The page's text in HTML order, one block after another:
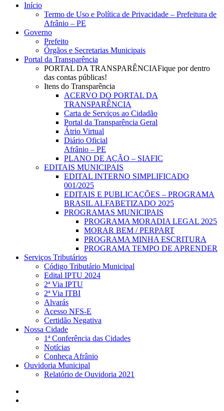
Close
Início
Termo de Uso e Política de Privacidade – Prefeitura de
Afrânio – PE
Governo
Prefeito
Órgãos e Secretarias Municipais
Portal da Transparência
PORTAL DA TRANSPARÊNCIAFique por dentro
das contas públicas!
Itens do Transparência
ACERVO DO PORTAL DA
TRANSPARÊNCIA
Carta de Serviços ao Cidadão
Portal da Transparência Geral
Átrio Virtual
Diário Oficial
Afrânio – PE
PLANO DE AÇÃO – SIAFIC
EDITAIS MUNICIPAIS
EDITAL INTERNO SIMPLIFICADO
001/2025
EDITAIS E PUBLICAÇÕES – PROGRAMA
BRASIL ALFABETIZADO 2025
PROGRAMAS MUNICIPAIS
PROGRAMA MORADIA LEGAL 2025
MORAR BEM / PERPART
PROGRAMA MINHA ESCRITURA
PROGRAMA TEMPO DE APRENDER
Serviços Tributários
Código Tributário Municipal
Edital IPTU 2024
2ª Via IPTU
2ª Via ITBI
Alvarás
Acesso NFS-E
Certidão Negativa
Nossa Cidade
1ª Conferência das Cidades
Notícias
Conheça Afrânio
Ouvidoria Municipal
Relatório de Ouvidoria 2021